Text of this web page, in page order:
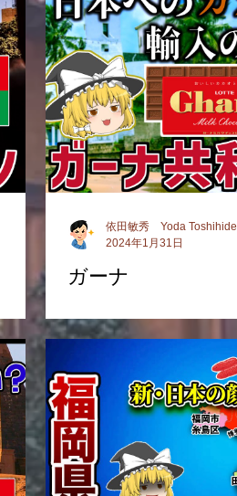
ガーナ
依田敏秀 Yoda Toshihide
2024年1月31日